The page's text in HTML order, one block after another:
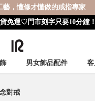
藝，懂修才懂做的戒指專家
免運♡門市刻字只要10分鐘！
男女飾品配件
對戒